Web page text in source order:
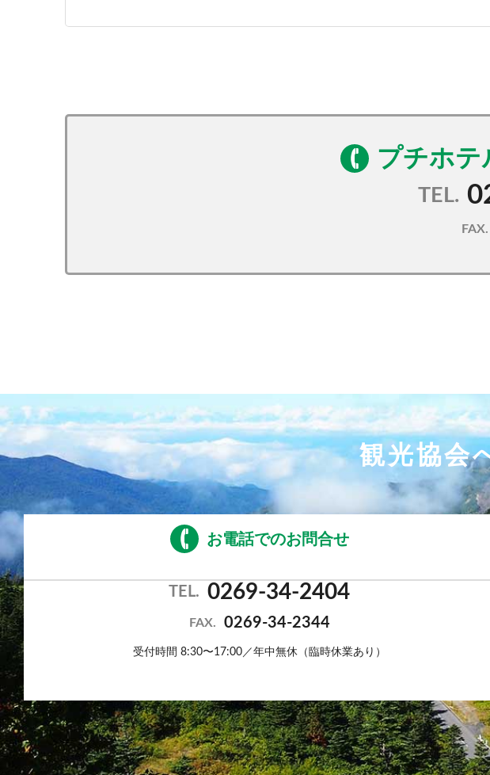
プチホテ
TEL.
FAX.
観光協会
お電話でのお問合せ
TEL. 0269-34-2404
FAX. 0269-34-2344
受付時間 8:30〜17:00／年中無休（臨時休業あり）